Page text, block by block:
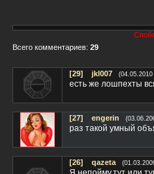
Всего комментариев: 29
[29] jkl007 (04.05.2010
есть же лошпехты
[27] engerin
раз такой умный
[26] qazeta